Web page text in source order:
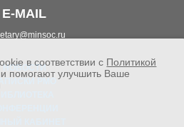
E-MAIL
НОВОСТИ
РМО
в соответствии с Политикой
помогают улучшить Ваше